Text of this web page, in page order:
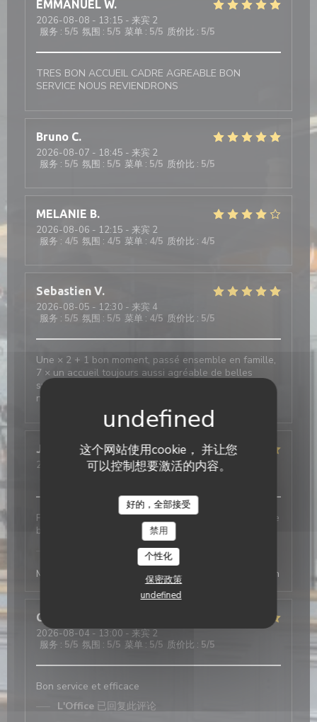
这个网站使用cookie， 并让您
可以控制想要激活的内容。
好的，全部接受
禁用
个性化
保密政策
undefined
EMMANUEL W
2026-08-08 - 13:15 - 来宾 2
服务 : 5/5 氛围 : 5/5 菜单 : 5/5 质价比 : 5/5
TRES BON ACCUEIL CADRE AGREABLE BON
SERVICE NOUS REVIENDRONS
Bruno C
2026-08-07 - 18:45 - 来宾 2
服务 : 5/5 氛围 : 5/5 菜单 : 5/5 质价比 : 5/5
MELANIE B
2026-08-06 - 12:15 - 来宾 2
服务 : 4/5 氛围 : 4/5 菜单 : 4/5 质价比 : 4/5
Sebastien V
2026-08-05 - 12:30 - 来宾 4
服务 : 5/5 氛围 : 5/5 菜单 : 4/5 质价比 : 5/5
Une × 2 + 1 bon moment, passé ensemble en famille,
7 × un accueil toujours aussi agréable de belles
surprises, en vain et toujours un choix variés au
niveau de La Carte, restauration
Juliette H
2026-08-03- 19:30 - 来宾 7
氛围 5 菜单:
Personnel très accueillant et très agréable Cuisine de
bonne qualité
已回复此评论
Merci beaucoup ! Au plaisir de vous revoir, la direction
Celine
2026-08-04 - 13:00 - 来宾 2
服务 : 5/5 氛围 : 5/5 菜单 : 5/5 质价比 : 5/5
Bon service et efficace
L'Office 已回复此评论